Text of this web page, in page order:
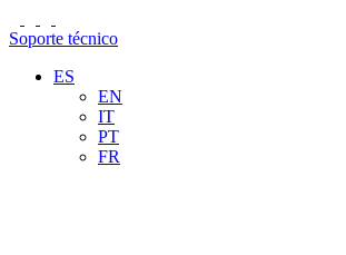
Soporte técnico
ES
EN
IT
PT
FR